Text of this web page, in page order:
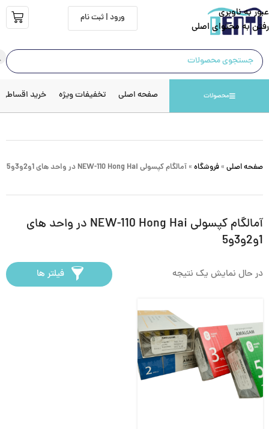
عبور به ناوبری
رفتن به محتوای اصلی
ورود | ثبت نام
محصولات صفحه اصلی تخفیفات ویژه خرید اقساطی
صفحه اصلی » فروشگاه » آمالگام کپسولی NEW-110 Hong Hai در واحد های 1و2و3و5
آمالگام کپسولی NEW-110 Hong Hai در واحد های
1و2و3و5
در حال نمایش یک نتیجه فیلتر ها